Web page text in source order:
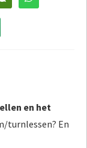
en het
turnlessen? En